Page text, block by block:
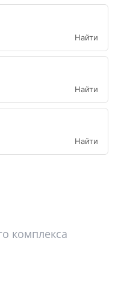
Найти
Найти
Найти
комплекса